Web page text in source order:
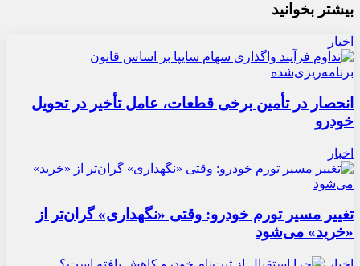
بیشتر بخوانید
اخبار
انحصار در تأمین برخی قطعات، عامل تأخیر در تحویل
خودرو
اخبار
تغییر مسیر تورم خودرو: وقتی «نگهداری» گران‌تر از
«خرید» می‌شود